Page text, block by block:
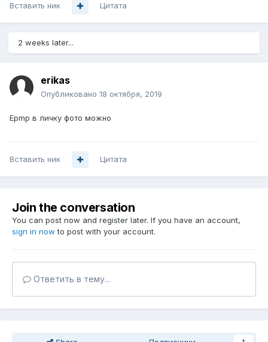
Вставить ник Цитата
2 weeks later...
erikas
Опубликовано 18 октября, 2019
Epmp в личку фото можно
Вставить ник Цитата
Join the conversation
You can post now and register later. If you have an account,
sign in now to post with your account.
Ответить в тему...